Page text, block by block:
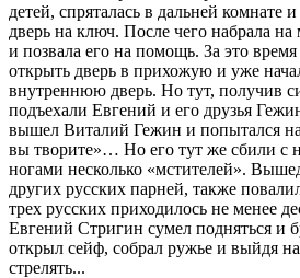
детей, спряталась в дальней
дверь на ключ. После чего набрала
и позвала его на помощь. За это
открыть дверь в прихожую и уже
внутреннюю дверь. Но тут, получив
подъехали Евгений и его друзья
вышел Виталий Гежин и попытался
вы творите»… Но его тут же сбили с
ногами несколько «мстителей».
других русских парней, также
трех русских приходилось не менее
Евгений Стригин сумел подняться и
открыл сейф, собрал ружье и выйдя
стрелять...